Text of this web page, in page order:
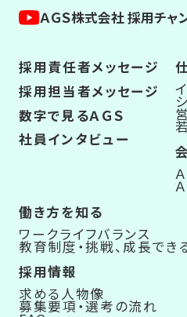
ＡＧＳ株式会社 採用チャ
採用責任者メッセージ
採用担当者メッセージ
数字で見るＡＧＳ
社員インタビュー
働き方を知る
ワークライフバランス
教育制度・挑戦、成長でき
採用情報
求める人物像
募集要項・選考の流れ